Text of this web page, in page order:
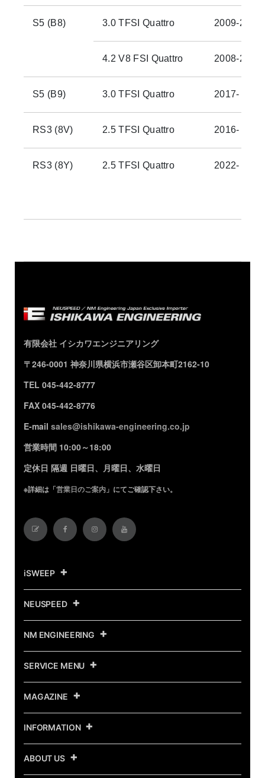
S5 (B8) 3.0 TFSI Quattro 2009-2012
4.2 V8 FSI Quattro 2008-2012
S5 (B9) 3.0 TFSI Quattro 2017-
RS3 (8V) 2.5 TFSI Quattro 2016-
RS3 (8Y) 2.5 TFSI Quattro 2022-
有限会社 イシカワエンジニアリング
〒246-0001 神奈川県横浜市瀬谷区卸本町2162-10
TEL 045-442-8777
FAX 045-442-8776
E-mail sales@ishikawa-engineering.co.jp
営業時間 10:00～18:00
定休日 隔週 日曜日、月曜日、水曜日
※詳細は「営業日のご案内 」にてご確認下さい。
iSWEEP
NEUSPEED
NM ENGINEERING
SERVICE MENU
MAGAZINE
INFORMATION
ABOUT US